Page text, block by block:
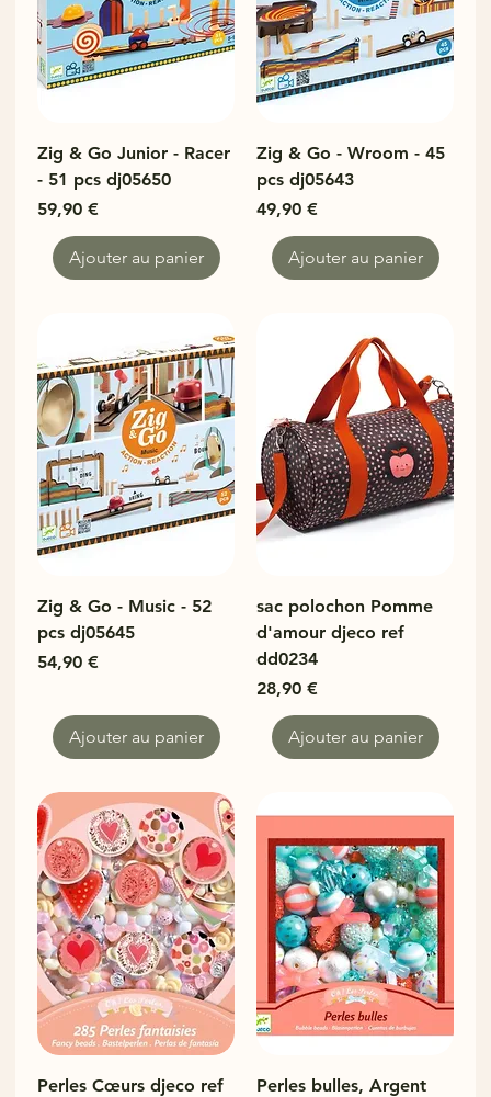
Zig & Go Junior - Racer
- 51 pcs dj05650
Prix
59,90 €
Ajouter au panier
Zig & Go - Wroom - 45
pcs dj05643
Prix
49,90 €
Ajouter au panier
Zig & Go - Music - 52
pcs dj05645
Prix
54,90 €
Ajouter au panier
sac polochon Pomme
d'amour djeco ref
dd0234
Prix
28,90 €
Ajouter au panier
Perles Cœurs djeco ref
Perles bulles, Argent